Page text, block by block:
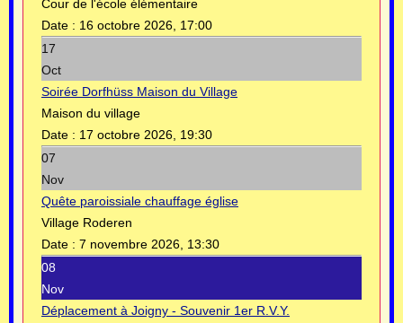
Cour de l'école élémentaire
Date : 16 octobre 2026, 17:00
17
Oct
Soirée Dorfhüss Maison du Village
Maison du village
Date : 17 octobre 2026, 19:30
07
Nov
Quête paroissiale chauffage église
Village Roderen
Date : 7 novembre 2026, 13:30
08
Nov
Déplacement à Joigny - Souvenir 1er R.V.Y.